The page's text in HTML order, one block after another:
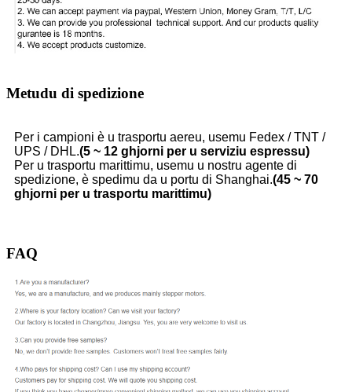
Metudu di spedizione
Per i campioni è u trasportu aereu, usemu Fedex / TNT /
UPS / DHL.(5 ~ 12 ghjorni per u serviziu espressu)
Per u trasportu marittimu, usemu u nostru agente di
spedizione, è spedimu da u portu di Shanghai.(45 ~ 70
ghjorni per u trasportu marittimu)
FAQ